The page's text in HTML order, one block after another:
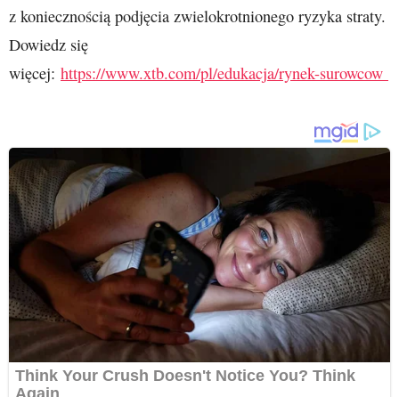
z koniecznością podjęcia zwielokrotnionego ryzyka straty.
Dowiedz się
więcej: https://www.xtb.com/pl/edukacja/rynek-surowcow